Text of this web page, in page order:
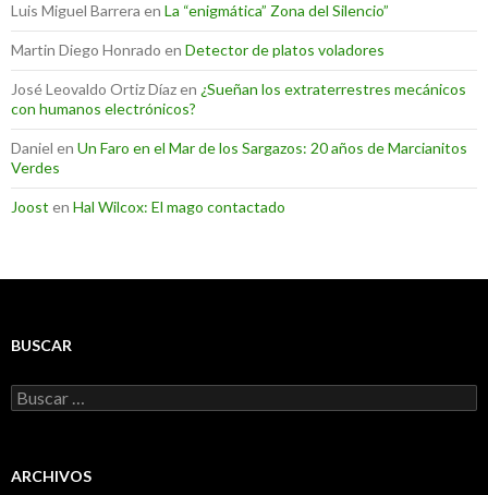
Luis Miguel Barrera en La “enigmática” Zona del Silencio”
Martin Diego Honrado en Detector de platos voladores
José Leovaldo Ortiz Díazen ¿Sueñan los extraterrestres mecánicos
con humanos electrónicos?
Daniel en Un Faro en el Mar de los Sargazos: 20 años de Marcianitos
Verdes
Joost en Hal Wilcox: El mago contactado
BUSCAR
Buscar:
ARCHIVOS